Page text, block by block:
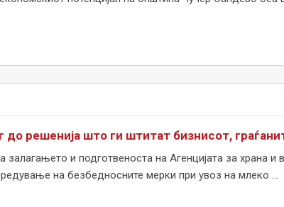
до решенија што ги штитат бизнисот,
и подготвеноста на Агенцијата за храна и
на безбедносните мерки при увоз на млеко ...